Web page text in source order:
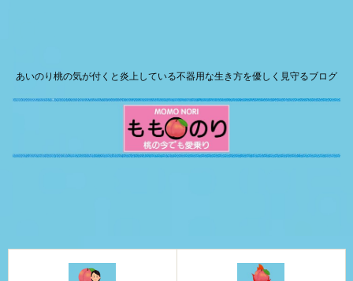
あいのり桃の気が付くと炎上している不器用な生き方を優しく見守るブログ